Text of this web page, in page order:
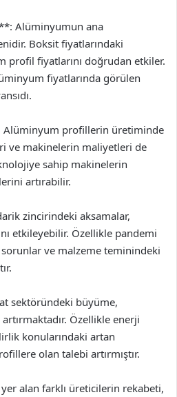
Alüminyumun ana
Boksit fiyatlarındaki
profil fiyatlarını doğrudan etkiler.
fiyatlarında görülen
profillerin üretiminde
ve makinelerin maliyetleri de
sahip makinelerin
artırabilir.
zincirindeki aksamalar,
etkileyebilir. Özellikle pandemi
ve malzeme teminindeki
sektöründeki büyüme,
Özellikle enerji
konularındaki artan
olan talebi artırmıştır.
alan farklı üreticilerin rekabeti,